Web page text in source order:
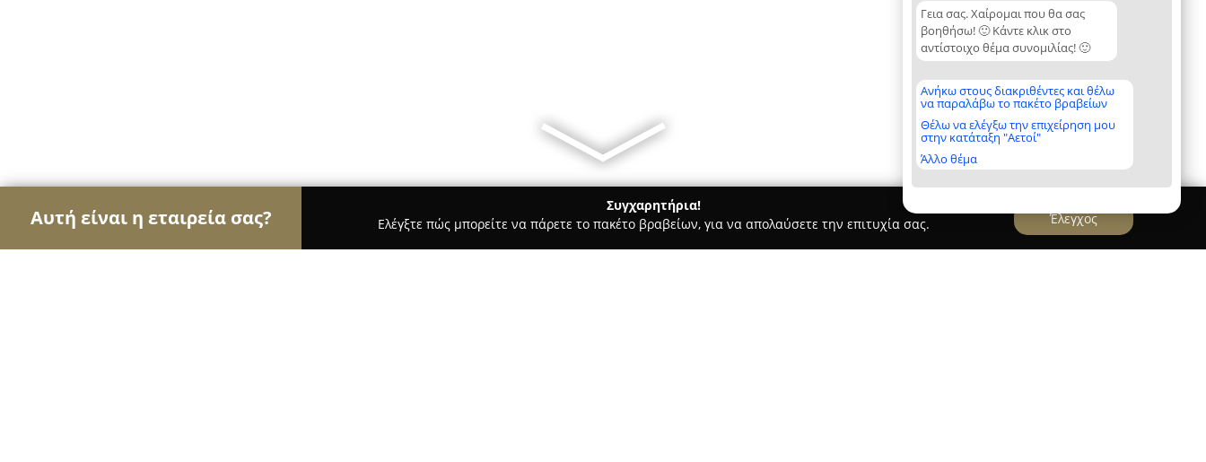
Γεια σας. Χαίρομαι που θα σας
βοηθήσω! 🙂 Κάντε κλικ στο
αντίστοιχο θέμα συνομιλίας! 🙂
Ανήκω στους διακριθέντες και θέλω
να παραλάβω το πακέτο βραβείων
Θέλω να ελέγξω την επιχείρηση μου
στην κατάταξη "Αετοί"
Άλλο θέμα
Αυτή είναι η εταιρεία σας?
Συγχαρητήρια!
Ελέγξτε πώς μπορείτε να πάρετε το πακέτο βραβείων, για να απολαύσετε την επιτυχία σας.
Έλεγχος